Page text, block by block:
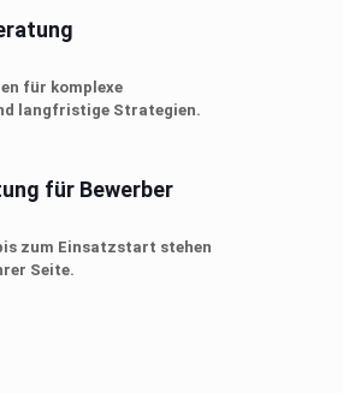
für komplexe
langfristige Strategien.
für Bewerber
zum Einsatzstart stehen
Seite.